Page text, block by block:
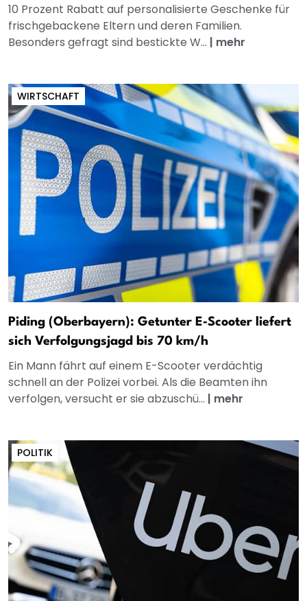
10 Prozent Rabatt auf personalisierte Geschenke für
frischgebackene Eltern und deren Familien.
Besonders gefragt sind bestickte W... | mehr
WIRTSCHAFT
Piding (Oberbayern): Getunter E‑Scooter liefert
sich Verfolgungsjagd bis 70 km/h
Ein Mann fährt auf einem E-Scooter verdächtig
schnell an der Polizei vorbei. Als die Beamten ihn
verfolgen, versucht er sie abzuschü... | mehr
POLITIK